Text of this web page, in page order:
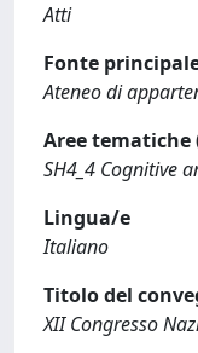
Atti
Fonte
Ateneo di
Aree tematiche
SH4_4 Cognitive
Lingua/e
Italiano
Titolo del
XII Congresso